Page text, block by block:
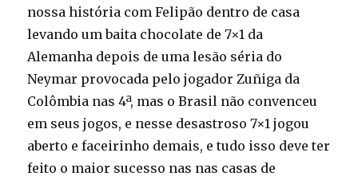
nossa história com Felipão dentro de casa
levando um baita chocolate de 7×1 da
Alemanha depois de uma lesão séria do
Neymar provocada pelo jogador Zuñiga da
Colômbia nas 4ª, mas o Brasil não convenceu
em seus jogos, e nesse desastroso 7×1 jogou
aberto e faceirinho demais, e tudo isso deve ter
feito o maior sucesso nas nas casas de